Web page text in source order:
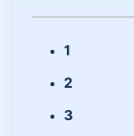
1
2
3